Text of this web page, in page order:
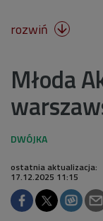
rozwiń 
Młoda
ostatnia aktualizacja:
17.12.2025 11:15